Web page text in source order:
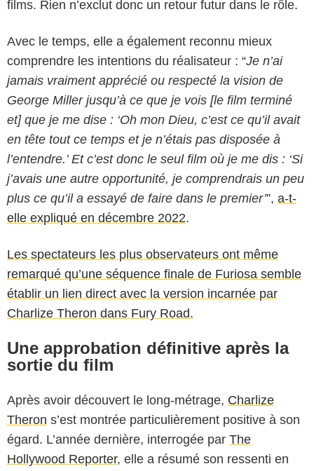
films. Rien n’exclut donc un retour futur dans le rôle.
Avec le temps, elle a également reconnu mieux
comprendre les intentions du réalisateur : “Je n’ai
jamais vraiment apprécié ou respecté la vision de
George Miller jusqu’à ce que je vois [le film terminé
et] que je me dise : ‘Oh mon Dieu, c’est ce qu’il avait
en tête tout ce temps et je n’étais pas disposée à
l’entendre.’ Et c’est donc le seul film où je me dis : ‘Si
j’avais une autre opportunité, je comprendrais un peu
plus ce qu’il a essayé de faire dans le premier’”, a-t-
elle expliqué en décembre 2022.
Les spectateurs les plus observateurs ont même
remarqué qu’une séquence finale de Furiosa semble
établir un lien direct avec la version incarnée par
Charlize Theron dans Fury Road.
Une approbation définitive après la
sortie du film
Après avoir découvert le long-métrage, Charlize
Theron s’est montrée particulièrement positive à son
égard. L’année dernière, interrogée par The
Hollywood Reporter, elle a résumé son ressenti en